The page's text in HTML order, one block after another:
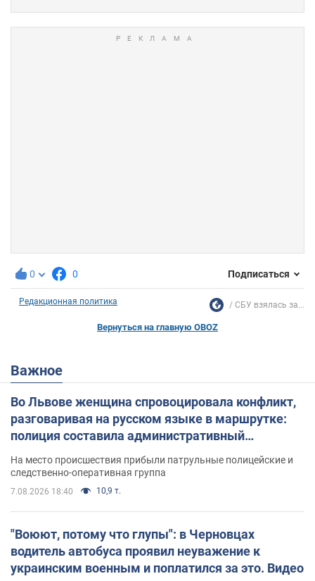
0 0 Подписаться
Редакционная политика СБУ взялась за...
Вернуться на главную OBOZ
Важное
Во Львове женщина спровоцировала конфликт,
разговаривая на русском языке в маршрутке:
полиция составила административный
На место происшествия прибыли патрульные полицейские и
следственно-оперативная группа
7.08.2026 18:40 10,9 т.
"Воюют, потому что глупы": в Черновцах
водитель автобуса проявил неуважение к
украинским военным и поплатился за это. Видео